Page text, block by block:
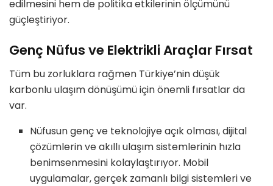
edilmesini hem de politika etkilerinin ölçümünü
güçleştiriyor.
Genç Nüfus ve Elektrikli Araçlar Fırsat
Tüm bu zorluklara rağmen Türkiye’nin düşük
karbonlu ulaşım dönüşümü için önemli fırsatlar da
var.
Nüfusun genç ve teknolojiye açık olması, dijital
çözümlerin ve akıllı ulaşım sistemlerinin hızla
benimsenmesini kolaylaştırıyor. Mobil
uygulamalar, gerçek zamanlı bilgi sistemleri ve